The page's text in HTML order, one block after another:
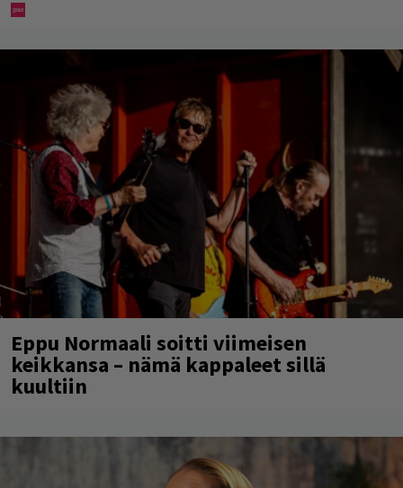
Eppu Normaali soitti viimeisen
keikkansa – nämä kappaleet sillä
kuultiin